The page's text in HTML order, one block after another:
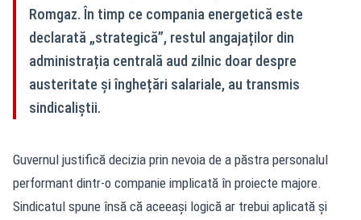
Romgaz. În timp ce compania energetică este
declarată „strategică”, restul angajaților din
administrația centrală aud zilnic doar despre
austeritate și înghețări salariale, au transmis
sindicaliștii.
Guvernul justifică decizia prin nevoia de a păstra personalul
performant dintr-o companie implicată în proiecte majore.
Sindicatul spune însă că aceeași logică ar trebui aplicată și